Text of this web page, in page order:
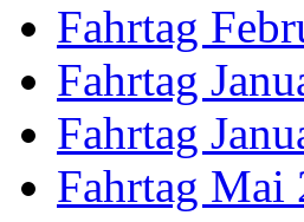
Fahrtag
Fahrtag
Fahrtag
Fahrtag Mai